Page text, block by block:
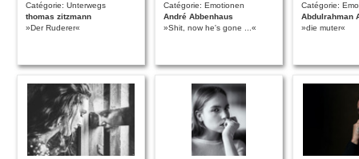
Catégorie: Unterwegs
thomas zitzmann
»Der Ruderer«
Catégorie: Emotionen
André Abbenhaus
»Shit, now he's gone ...«
Catégorie:
Abdulrahman
»die muter«